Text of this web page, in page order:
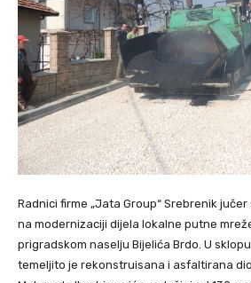
Radnici firme „Jata Group“ Srebrenik
na modernizaciji dijela lokalne putne
prigradskom naselju Bijelića Brdo. U
temeljito je rekonstruisana i asfaltirana